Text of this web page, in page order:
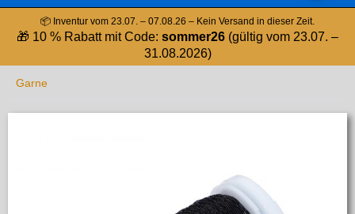
📦 Inventur vom 23.07. – 07.08.26 – Kein Versand in dieser Zeit.
🎁 10 % Rabatt mit Code: sommer26 (gültig vom 23.07. –
31.08.2026)
Garne